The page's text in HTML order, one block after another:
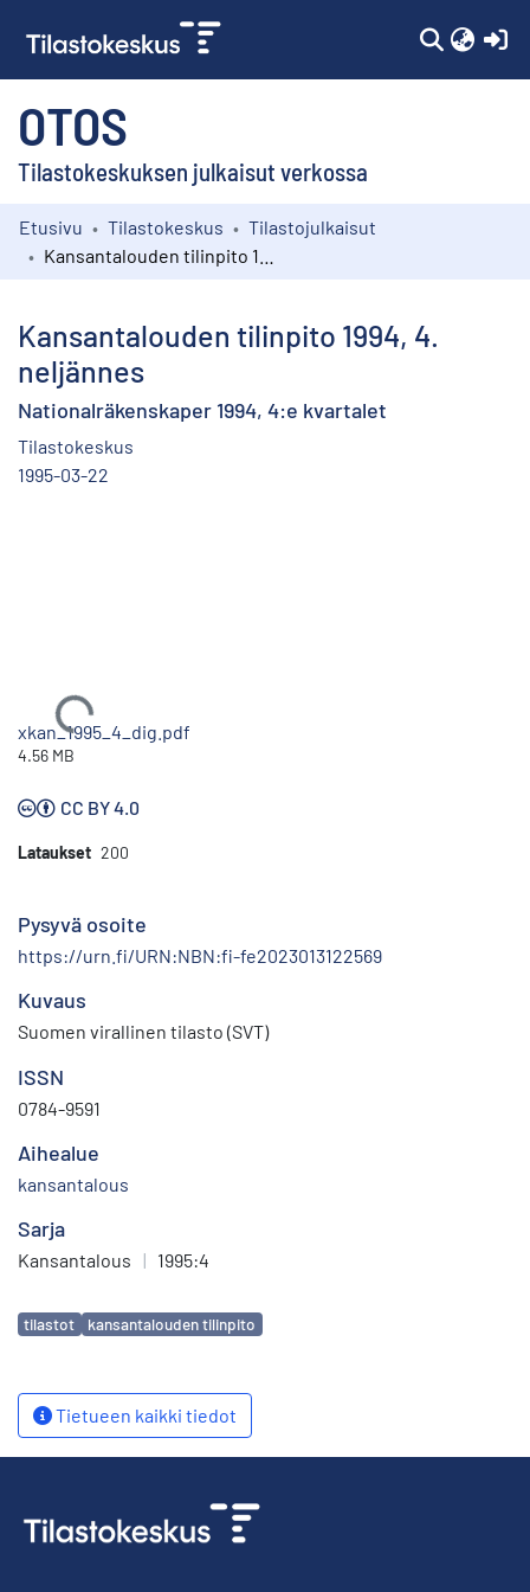
OTOS
Tilastokeskuksen julkaisut verkossa
Kokoelmat
Etusivu Tilastokeskus
Tilastojulkaisut
Kansantalouden tilinpito 1994, 4.
neljännes
Nationalräkenskaper 1994, 4:e kvartalet
Tilastokeskus
1995-03-22
Ladataan...
xkan_1995_4_dig.pdf
4.56 MB
CC BY 4.0
Lataukset 200
Pysyvä osoite
https://urn.fi/URN:NBN:fi-fe2023013122569
Kuvaus
Suomen virallinen tilasto (SVT)
ISSN
0784-9591
Aihealue
kansantalous
Sarja
Kansantalous | 1995:4
Avainsanat
tilastot kansantalouden tilinpito
Tietueen kaikki tiedot